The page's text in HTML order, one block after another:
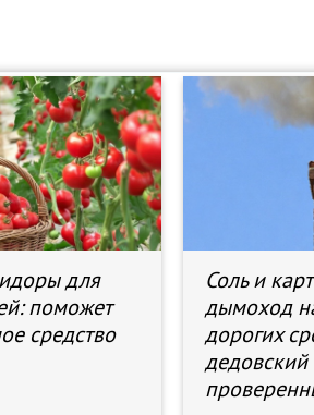
для
поможет
средство
Соль и
дымоход
дорогих
дедовский